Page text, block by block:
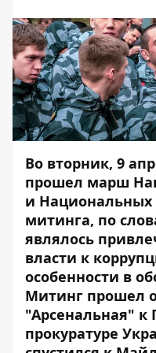
Во вторник, 9
прошел марш
и
митинга, по
являлось
власти к
особенности в
Митинг прошел
"Арсенальная" к
прокуратуре